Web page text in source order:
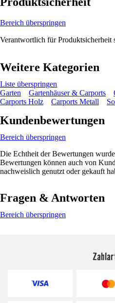
Bereich überspringen
Verantwortlich für Produktsicherheit
Weitere Kategorien
Liste überspringen
Garten
Gartenhäuser & Carports
Carports Holz
Carports Metall
Kundenbewertungen
Bereich überspringen
Die Echtheit der Bewertungen
Bewertungen können auch von
nachweislich genutzt oder gekauft
Fragen & Antworten
Bereich überspringen